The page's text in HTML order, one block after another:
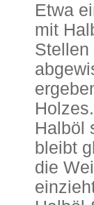
Etwa
mit
Stellen
Halböl
bleibt
die